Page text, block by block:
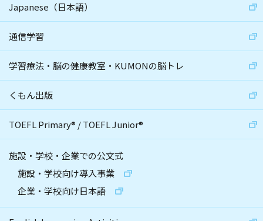
Japanese（日本語）
通信学習
学習療法・脳の健康教室・KUMONの脳トレ
くもん出版
TOEFL Primary® /TOEFL Junior®
施設・学校・企業での公文式
施設・学校向け導入事業
企業・学校向け日本語